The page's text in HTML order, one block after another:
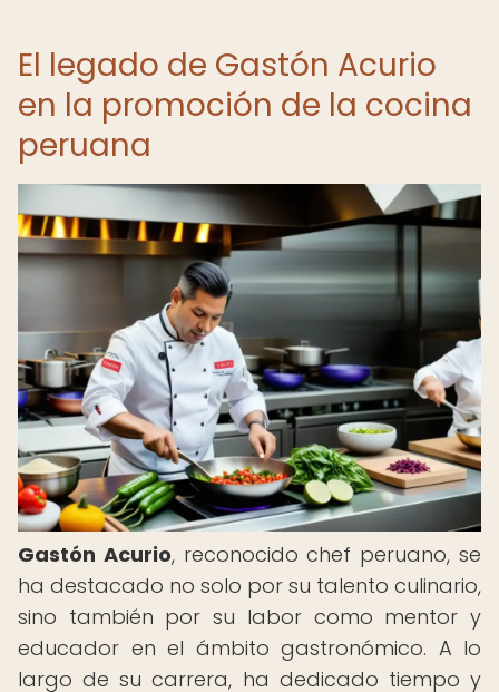
El legado de Gastón Acurio
en la promoción de la cocina
peruana
Gastón Acurio, reconocido chef peruano, se
ha destacado no solo por su talento culinario,
sino también por su labor como mentor y
educador en el ámbito gastronómico. A lo
largo de su carrera, ha dedicado tiempo y